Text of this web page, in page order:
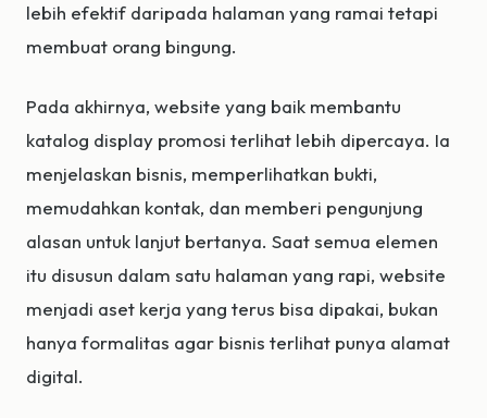
lebih efektif daripada halaman yang ramai tetapi
membuat orang bingung.
Pada akhirnya, website yang baik membantu
katalog display promosi terlihat lebih dipercaya. Ia
menjelaskan bisnis, memperlihatkan bukti,
memudahkan kontak, dan memberi pengunjung
alasan untuk lanjut bertanya. Saat semua elemen
itu disusun dalam satu halaman yang rapi, website
menjadi aset kerja yang terus bisa dipakai, bukan
hanya formalitas agar bisnis terlihat punya alamat
digital.